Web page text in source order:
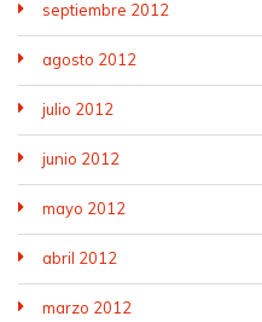
septiembre 2012
agosto 2012
julio 2012
junio 2012
mayo 2012
abril 2012
marzo 2012